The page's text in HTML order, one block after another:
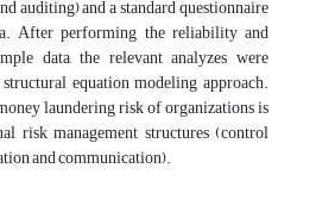
auditing) and a standard questionnaire
After performing the reliability and
data, the relevant analyzes were
equation modeling approach.
laundering risk of organizations is
risk management structures (control
and communication).